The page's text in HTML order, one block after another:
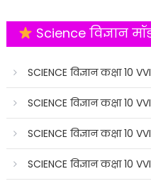
Science विज्ञान
SCIENCE विज्ञान कक्षा 10
SCIENCE विज्ञान कक्षा 10
SCIENCE विज्ञान कक्षा 10
SCIENCE विज्ञान कक्षा 10